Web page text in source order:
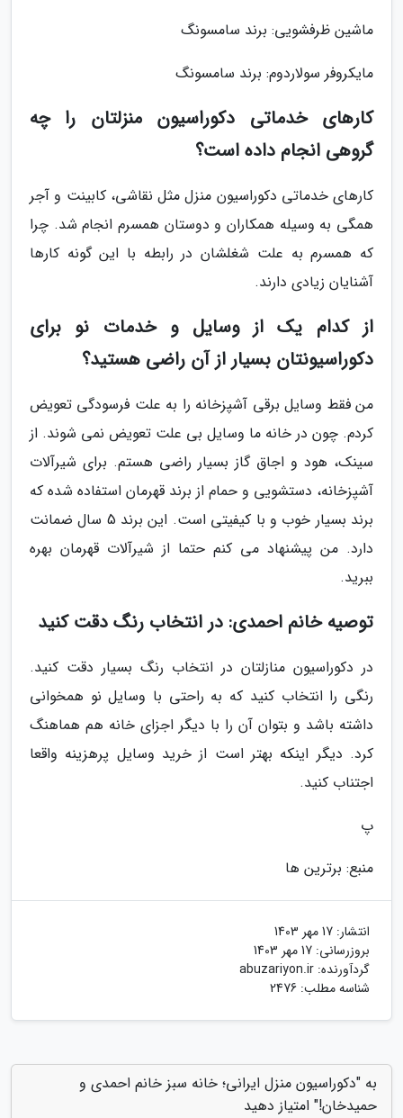
ماشین ظرفشویی: برند سامسونگ
مایکروفر سولاردوم: برند سامسونگ
کارهای خدماتی دکوراسیون منزلتان را چه
گروهی انجام داده است؟
کارهای خدماتی دکوراسیون منزل مثل نقاشی، کابینت و آجر
همگی به وسیله همکاران و دوستان همسرم انجام شد. چرا
که همسرم به علت شغلشان در رابطه با این گونه کارها
آشنایان زیادی دارند.
از کدام یک از وسایل و خدمات نو برای
دکوراسیونتان بسیار از آن راضی هستید؟
من فقط وسایل برقی آشپزخانه را به علت فرسودگی تعویض
کردم. چون در خانه ما وسایل بی علت تعویض نمی شوند. از
سینک، هود و اجاق گاز بسیار راضی هستم. برای شیرآلات
آشپزخانه، دستشویی و حمام از برند قهرمان استفاده شده که
برند بسیار خوب و با کیفیتی است. این برند 5 سال ضمانت
دارد. من پیشنهاد می کنم حتما از شیرآلات قهرمان بهره
ببرید.
توصیه خانم احمدی: در انتخاب رنگ دقت کنید
در دکوراسیون منازلتان در انتخاب رنگ بسیار دقت کنید.
رنگی را انتخاب کنید که به راحتی با وسایل نو همخوانی
داشته باشد و بتوان آن را با دیگر اجزای خانه هم هماهنگ
کرد. دیگر اینکه بهتر است از خرید وسایل پرهزینه واقعا
اجتناب کنید.
پ
منبع: برترین ها
انتشار: 17 مهر 1403
بروزرسانی: 17 مهر 1403
گردآورنده: abuzariyon.ir
شناسه مطلب: 2476
به "دکوراسیون منزل ایرانی؛ خانه سبز خانم احمدی و
حمیدخان!" امتیاز دهید